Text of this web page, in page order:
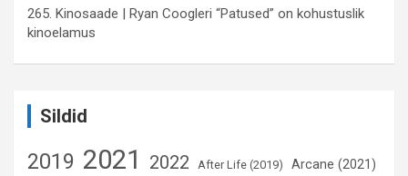
265. Kinosaade | Ryan Coogleri “Patused” on kohustuslik
kinoelamus
Sildid
2019 2021 2022 After Life (2019) Arcane (2021)